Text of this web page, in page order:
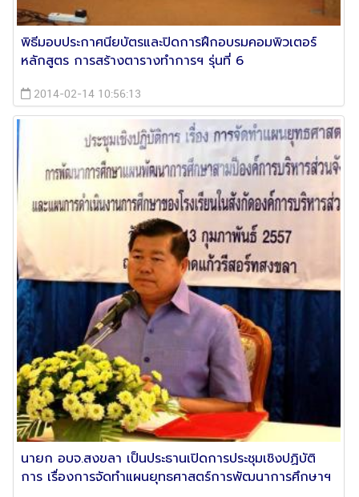
พิธีมอบประกาศนียบัตรและปิดการฝึกอบรมคอมพิวเตอร์
หลักสูตร การสร้างตารางทำการฯ รุ่นที่ 6
2014-02-14 10:56:13
นายก อบจ.สงขลา เป็นประธานเปิดการประชุมเชิงปฏิบัติ
การ เรื่องการจัดทำแผนยุทธศาสตร์การพัฒนาการศึกษาฯ